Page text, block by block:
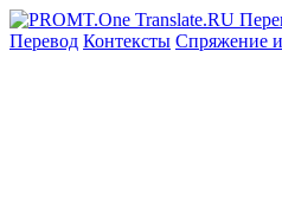
Перевод Контексты Спряжение